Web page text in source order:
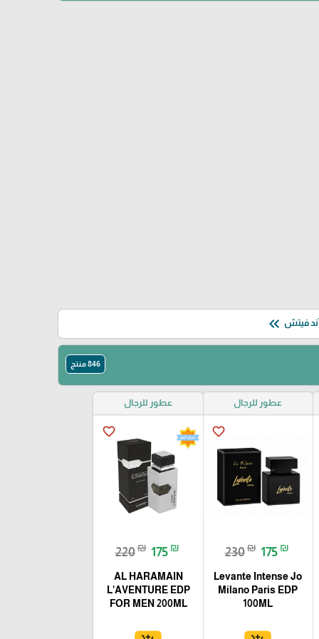
keyboard_double_arrow_left
846 منتج
عطور للرجال
favorite_border
230₪ 175 ₪
Levante Intense Jo
Milano Paris EDP
100ML
عطور للرجال
favorite_border
220₪ 175 ₪
AL HARAMAIN
L’AVENTURE EDP
FOR MEN 200ML